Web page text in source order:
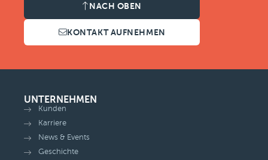
NACH OBEN
KONTAKT AUFNEHMEN
UNTERNEHMEN
Kunden
Karriere
News & Events
Geschichte